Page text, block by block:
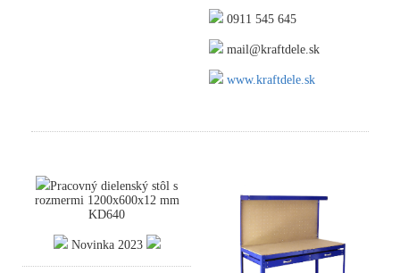
0911 545 645
mail@kraftdele.sk
www.kraftdele.sk
Pracovný dielenský stôl s
rozmermi 1200x600x12 mm
KD640
Novinka 2023